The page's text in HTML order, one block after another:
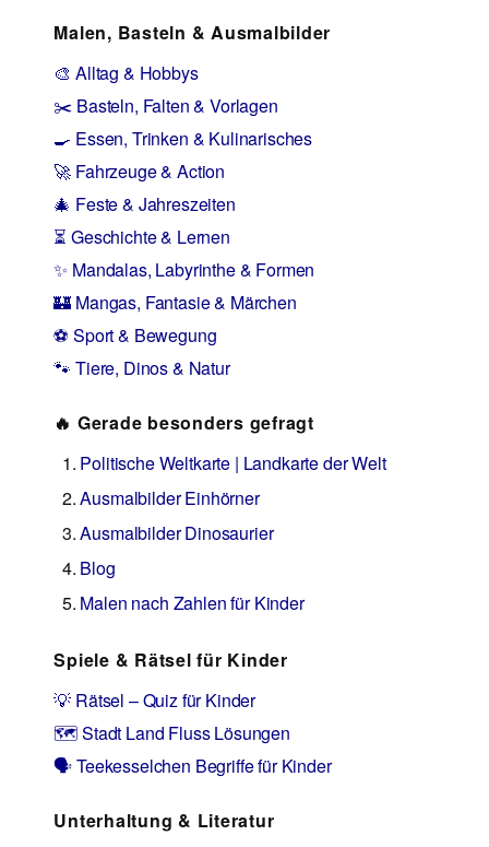
Malen, Basteln & Ausmalbilder
🎨 Alltag & Hobbys
✂️ Basteln, Falten & Vorlagen
🍳 Essen, Trinken & Kulinarisches
🚀 Fahrzeuge & Action
🎄 Feste & Jahreszeiten
⏳ Geschichte & Lernen
✨ Mandalas, Labyrinthe & Formen
🏰 Mangas, Fantasie & Märchen
⚽ Sport & Bewegung
🐾 Tiere, Dinos & Natur
🔥 Gerade besonders gefragt
Politische Weltkarte | Landkarte der Welt
Ausmalbilder Einhörner
Ausmalbilder Dinosaurier
Blog
Malen nach Zahlen für Kinder
Spiele & Rätsel für Kinder
💡 Rätsel – Quiz für Kinder
🗺️ Stadt Land Fluss Lösungen
🗣️ Teekesselchen Begriffe für Kinder
Unterhaltung & Literatur